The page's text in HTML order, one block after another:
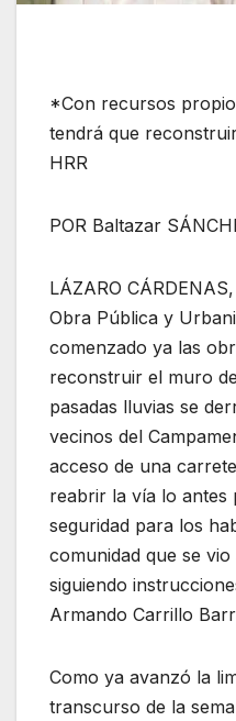
*Con recursos
tendrá que
HRR
POR Baltazar
LÁZARO
Obra Pública y
comenzado ya las
reconstruir el muro
pasadas lluvias se
vecinos del
acceso de una
reabrir la vía lo antes
seguridad para los
comunidad que se
siguiendo
Armando Carrillo
Como ya avanzó la
transcurso de la